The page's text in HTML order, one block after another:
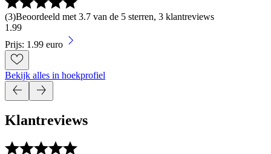
(3)Beoordeeld met 3.7 van de 5 sterren, 3 klantreviews
1 .99
Prijs: 1.99 euro
Bekijk alles in hoekprofiel
Klantreviews